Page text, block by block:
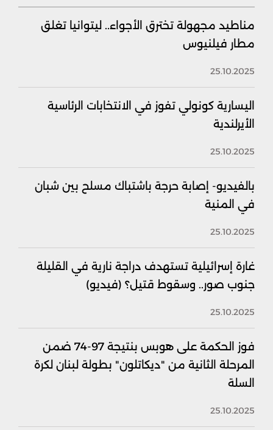
مناطيد مجهولة تخترق الأجواء.. ليتوانيا تغلق
مطار فيلنيوس
25.10.2025
اليسارية كونولي تفوز في الانتخابات الرئاسية
الأيرلندية
25.10.2025
بالفيديو- إصابة حرجة باشتباك مسلح بين شبان
في المنية
25.10.2025
غارة إسرائيلية تستهدف دراجة نارية في القليلة
جنوب صور.. وسقوط قتيل؟ (فيديو)
25.10.2025
فوز الحكمة على هوبس بنتيجة 97-74 ضمن
المرحلة الثانية من "ديكاتلون" بطولة لبنان لكرة
السلة
25.10.2025